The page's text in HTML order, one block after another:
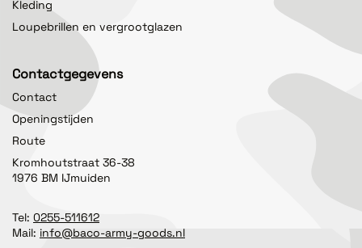
Kleding
Loupebrillen en vergrootglazen
Contactgegevens
Contact
Openingstijden
Route
Kromhoutstraat 36-38
1976 BM IJmuiden
Tel: 0255-511612
Mail: info@baco-army-goods.nl